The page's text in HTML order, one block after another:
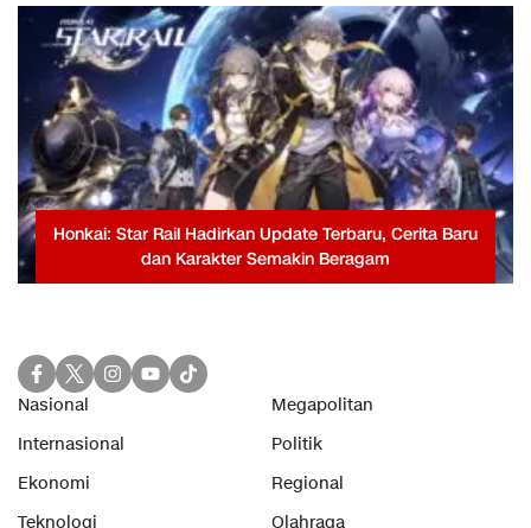
Honkai: Star Rail Hadirkan Update Terbaru, Cerita Baru
dan Karakter Semakin Beragam
Nasional
Megapolitan
Internasional
Politik
Ekonomi
Regional
Teknologi
Olahraga